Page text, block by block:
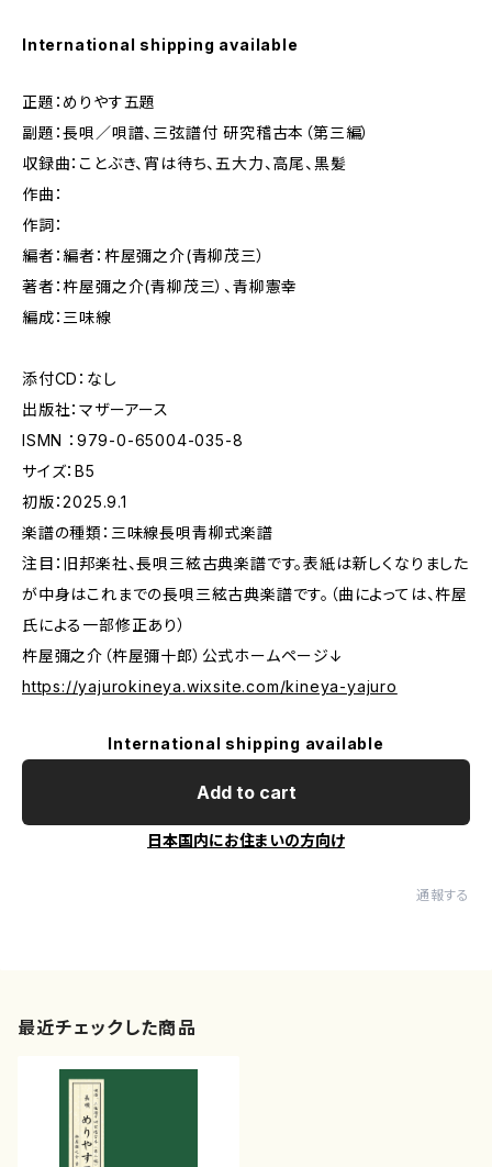
International shipping available
正題：めりやす五題
副題：長唄／唄譜、三弦譜付 研究稽古本（第三編）
収録曲：ことぶき、宵は待ち、五大力、高尾、黒髪
作曲：
作詞：
編者：編者：杵屋彌之介(青柳茂三）
著者：杵屋彌之介(青柳茂三）、青柳憲幸
編成：三味線
添付CD：なし
出版社：マザーアース
ISMN ：979-0-65004-035-8
サイズ：B5
初版：2025.9.1
楽譜の種類：三味線長唄青柳式楽譜
注目：旧邦楽社、長唄三絃古典楽譜です。表紙は新しくなりました
が中身はこれまでの長唄三絃古典楽譜です。（曲によっては、杵屋
氏による一部修正あり）
杵屋彌之介（杵屋彌十郎）公式ホームページ↓
https://yajurokineya.wixsite.com/kineya-yajuro
International shipping available
Add to cart
日本国内にお住まいの方向け
通報する
最近チェックした商品